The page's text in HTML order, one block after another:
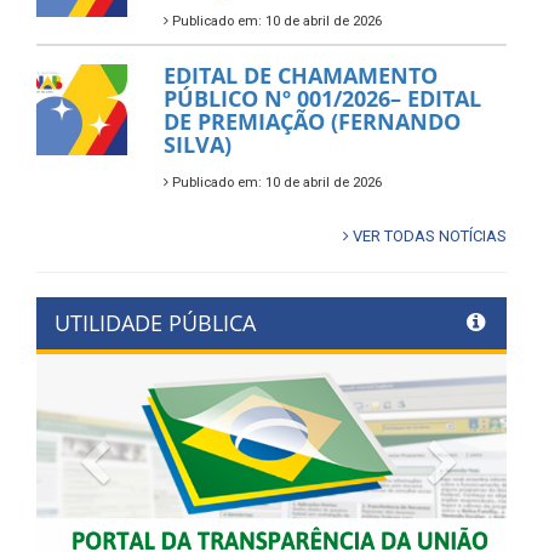
Publicado em: 10 de abril de 2026
EDITAL DE CHAMAMENTO
PÚBLICO Nº 001/2026– EDITAL
DE PREMIAÇÃO (FERNANDO
SILVA)
Publicado em: 10 de abril de 2026
VER TODAS NOTÍCIAS
UTILIDADE PÚBLICA
Previous Next